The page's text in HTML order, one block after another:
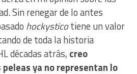
Sin renegar de lo antes
hockysticotiene un valor
de toda la historia
décadas atrás, creo
ya no representan lo